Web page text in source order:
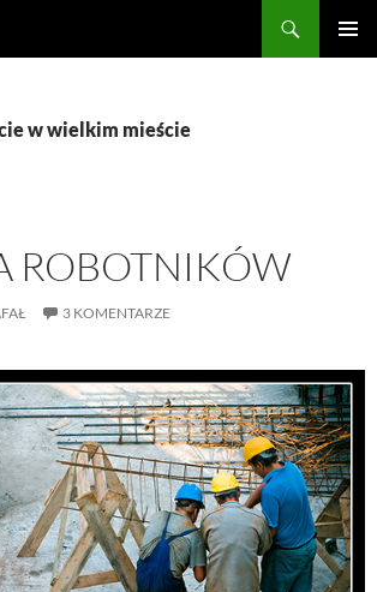
w wielkim mieście
ROBOTNIKÓW
3 KOMENTARZE